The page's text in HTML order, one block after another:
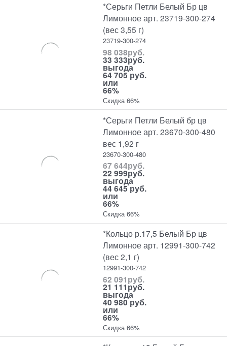
*Серьги Петли Белый Бр цв
Лимонное арт. 23719-300-274
(вес 3,55 г)
23719-300-274
98 038руб.
33 333руб.
выгода
64 705 руб.
или
66%
Скидка 66%
*Серьги Петли Белый бр цв
Лимонное арт. 23670-300-480
вес 1,92 г
23670-300-480
67 644руб.
22 999руб.
выгода
44 645 руб.
или
66%
Скидка 66%
*Кольцо р.17,5 Белый Бр цв
Лимонное арт. 12991-300-742
(вес 2,1 г)
12991-300-742
62 091руб.
21 111руб.
выгода
40 980 руб.
или
66%
Скидка 66%